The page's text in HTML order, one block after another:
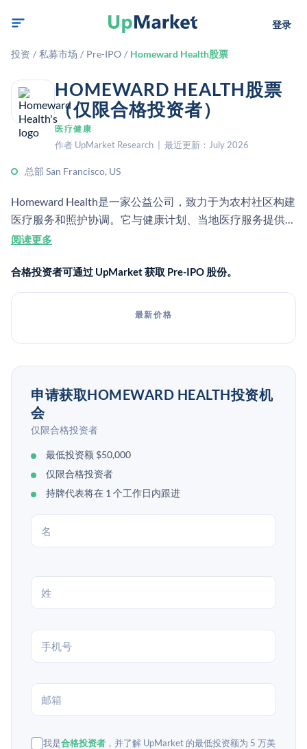
登录
投资 / 私募市场 / Pre-IPO / Homeward Health股票
HOMEWARD HEALTH股票
（仅限合格投资者）
医疗健康
作者 UpMarket Research | 最近更新：July 2026
总部 San Francisco, US
Homeward Health是一家公益公司，致力于为农村社区构建
医疗服务和照护协调。它与健康计划、当地医疗服务提供者
和社区组织合作，以改善服务不足人群的可及性和健康结
阅读更多
合格投资者可通过 UpMarket 获取 Pre-IPO 股份。
最新价格
申请获取HOMEWARD HEALTH投资机
会
仅限合格投资者
最低投资额 $50,000
仅限合格投资者
持牌代表将在 1 个工作日内跟进
我是合格投资者 ，并了解 UpMarket 的最低投资额为 5 万美